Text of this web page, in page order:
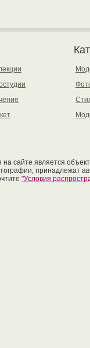
сайте является
принадлежат
"Условия